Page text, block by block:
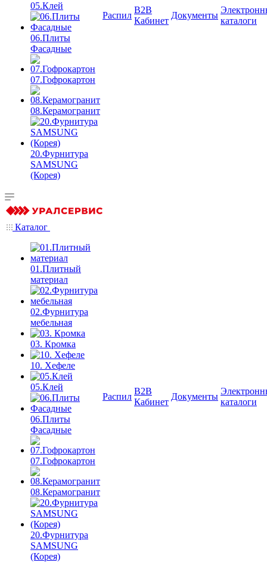
05.Клей
06.Плиты
Фасадные
07.Гофрокартон
08.Керамогранит
20.Фурнитура
SAMSUNG
(Корея)
Распил
B2B
Кабинет
Документы
каталоги
Каталог
01.Плитный
материал
02.Фурнитура
мебельная
03. Кромка
10. Хефеле
05.Клей
06.Плиты
Фасадные
07.Гофрокартон
08.Керамогранит
20.Фурнитура
SAMSUNG
(Корея)
Распил
B2B
Кабинет
Документы
каталоги